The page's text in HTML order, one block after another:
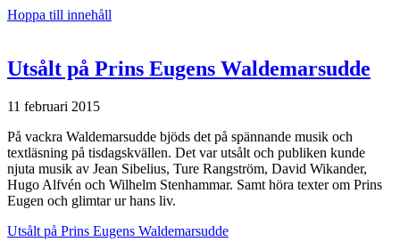
Hoppa till innehåll
Utsålt på Prins Eugens Waldemarsudde
11 februari 2015
På vackra Waldemarsudde bjöds det på spännande musik och
textläsning på tisdagskvällen. Det var utsålt och publiken kunde
njuta musik av Jean Sibelius, Ture Rangström, David Wikander,
Hugo Alfvén och Wilhelm Stenhammar. Samt höra texter om Prins
Eugen och glimtar ur hans liv.
Utsålt på Prins Eugens Waldemarsudde